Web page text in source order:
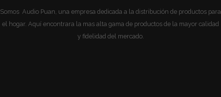
Somos Audio Puan, una empresa dedicada a la distribución de productos para
el hogar. Aquí encontrara la mas alta gama de productos de la mayor calidad
y fidelidad del mercado.